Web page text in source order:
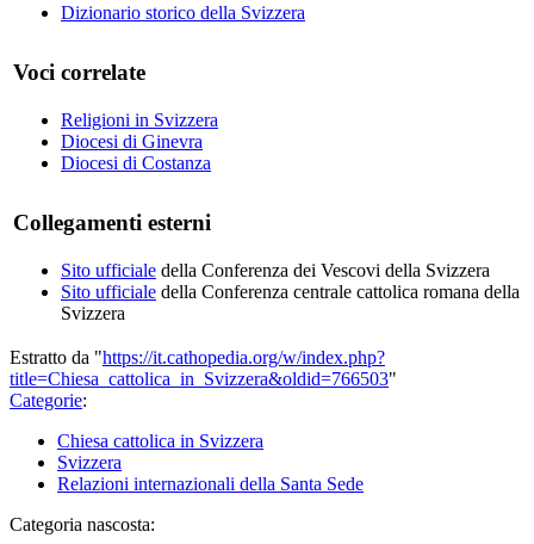
Dizionario storico della Svizzera
Voci correlate
Religioni in Svizzera
Diocesi di Ginevra
Diocesi di Costanza
Collegamenti esterni
Sito ufficiale della Conferenza dei Vescovi della Svizzera
Sito ufficiale della Conferenza centrale cattolica romana della
Svizzera
Estratto da "https://it.cathopedia.org/w/index.php?
title=Chiesa_cattolica_in_Svizzera&oldid=766503"
Categorie:
Chiesa cattolica in Svizzera
Svizzera
Relazioni internazionali della Santa Sede
Categoria nascosta: